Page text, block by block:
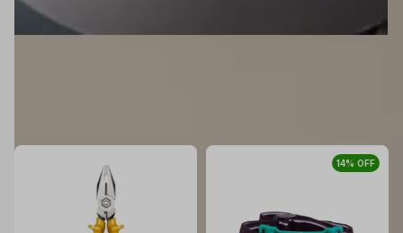
14% OFF